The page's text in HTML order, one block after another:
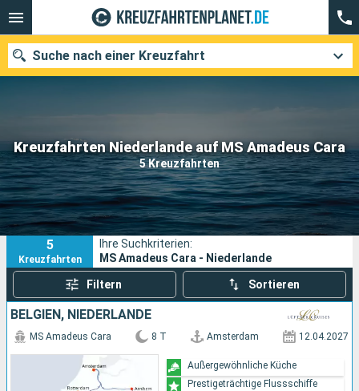
Kreuzfahrten Niederlande auf MS Amadeus Cara
5 Kreuzfahrten
Suche nach einer Kreuzfahrt
Unsere Ziele
Abfahrtsmonat
Häfen Reedereien
Suchen
5
Kreuzfahrten
Ihre Suchkriterien:
MS Amadeus Cara - Niederlande
Filtern Sortieren
BELGIEN, NIEDERLANDE
MS Amadeus Cara 8 T Amsterdam 12.04.2027
Außergewöhnliche Küche
Prestigeträchtige Flussschiffe